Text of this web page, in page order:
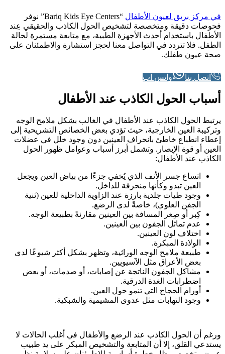
في مركز بريق لعيون الأطفال
“Bariq Kids Eye Centers” نوفر
فحوصات دقيقة ومتخصصة لتشخيص الحول الكاذب والحقيقي عِند
الأطفال باستخدام أحدث الأجهزة الطبية، مع متابعة مستمرة لحالة
الطفل. فلا تتردد في التواصل معنا لحجز استشارة والاطمئنان على
صحة عيون طفلك.
اتصل بنا واتس اب
أسباب الحول الكاذب عند الأطفال
يرتبط الحول الكاذب عند الأطفال في الغالب بشكل ملامح الوجه
وتركيبة العين الخارجية، حيث تؤدي بعض الخصائص التشريحية إلى
إعطاء انطباع خاطئ بانحراف العينين دون وجود خلل في عضلات
العين أو قوة الإبصار. وتشمل أبرز أسباب وعوامل ظهور الحول
الكاذب عند الأطفال:
اتساع جسر الأنف الذي يُخفي جزءًا من بياض العين ويجعل
العين تبدو وكأنها منحرفة للداخل.
وجود طيات جلدية بارزة عند الزاوية الداخلية للعين (ثنية
الجفن العلوي)، خاصةً لدى الرضع.
كِبر أو صِغر المسافة بين العينين مقارنةً بطبيعة الوجه.
عدم تماثل الجفون بين العينين.
اختلاف لون العينين.
الولادة المبكرة.
طبيعة ملامح الوجه الوراثية، وتظهر بشكل أكثر شيوعًا لدى
بعض الأعراق مثل الآسيويين.
مشاكل الجفون الناتجة عن إصابات، أو صدمات، أو بعض
اضطرابات الغدة الدرقية.
أورام الحجاج التي تنمو حول العين.
وجود التهابات مثل عدوى المشيمية والشبكية.
ورغم أن الحول الكاذب عند الرضع والأطفال في أغلب الحالات لا
يستدعي القلق، إلا أن المتابعة والتشخيص المبكر على يد طبيب